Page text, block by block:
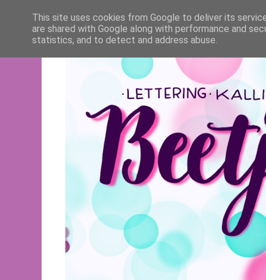
This site uses cookies from Google to deliver its
are shared with Google along with performance and
statistics, and to detect and address abuse.